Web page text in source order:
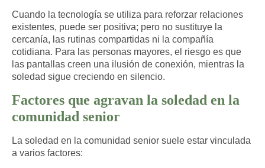
Cuando la tecnología se utiliza para reforzar relaciones
existentes, puede ser positiva; pero no sustituye la
cercanía, las rutinas compartidas ni la compañía
cotidiana. Para las personas mayores, el riesgo es que
las pantallas creen una ilusión de conexión, mientras la
soledad sigue creciendo en silencio.
Factores que agravan la soledad en la
comunidad senior
La soledad en la comunidad senior suele estar vinculada
a varios factores: